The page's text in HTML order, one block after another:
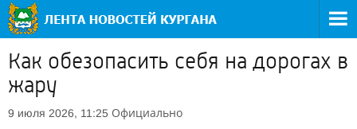
Как обезопасить себя на дорогах в
жару
9 июля 2026, 11:25 Официально